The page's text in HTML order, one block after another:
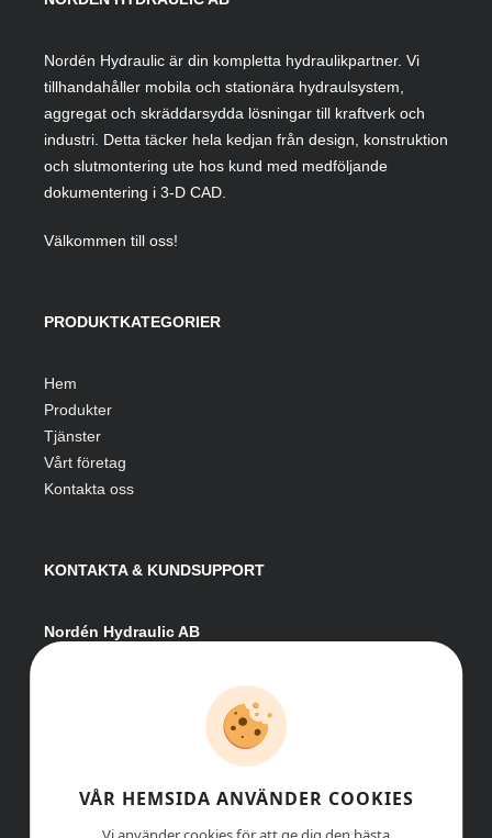
Nordén Hydraulic är din kompletta hydraulikpartner. Vi
tillhandahåller mobila och stationära hydraulsystem,
aggregat och skräddarsydda lösningar till kraftverk och
industri. Detta täcker hela kedjan från design, konstruktion
och slutmontering ute hos kund med medföljande
dokumentering i 3-D CAD.
Välkommen till oss!
PRODUKTKATEGORIER
Hem
Produkter
Tjänster
Vårt företag
Kontakta oss
KONTAKTA & KUNDSUPPORT
Nordén Hydraulic AB
info@nordenhydraulic.se
Org-nr: 556531-8424
VÅR HEMSIDA ANVÄNDER COOKIES